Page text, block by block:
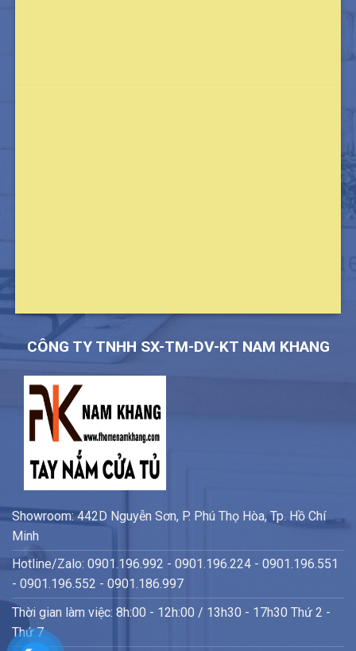
CÔNG TY TNHH SX-TM-DV-KT NAM KHANG
Showroom: 442D Nguyễn Sơn, P. Phú Thọ Hòa, Tp. Hồ Chí
Minh
Hotline/Zalo: 0901.196.992 - 0901.196.224 - 0901.196.551
- 0901.196.552 - 0901.186.997
Thời gian làm việc: 8h:00 - 12h:00 / 13h30 - 17h30 Thứ 2 -
Thứ 7